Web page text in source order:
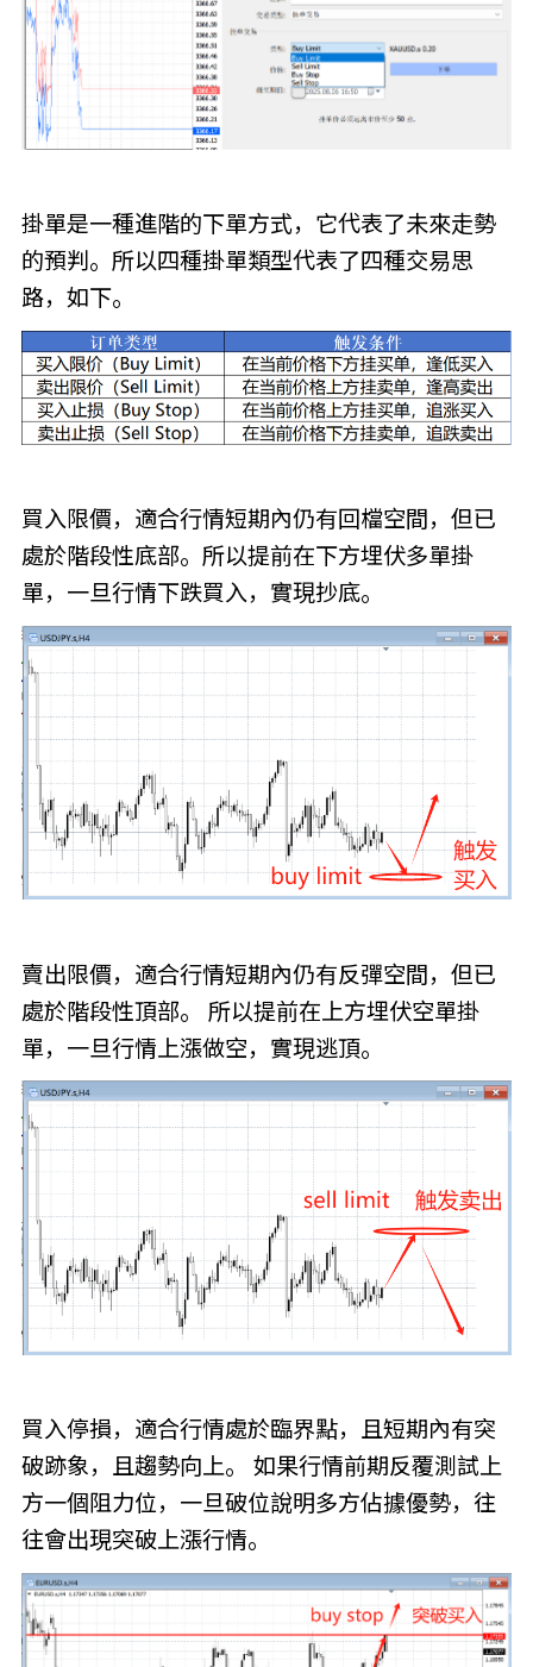
掛單是一種進階的下單方式，它代表了未來走勢
的預判。所以四種掛單類型代表了四種交易思
路，如下。
買入限價，適合行情短期內仍有回檔空間，但已
處於階段性底部。所以提前在下方埋伏多單掛
單，一旦行情下跌買入，實現抄底。
賣出限價，適合行情短期內仍有反彈空間，但已
處於階段性頂部。 所以提前在上方埋伏空單掛
單，一旦行情上漲做空，實現逃頂。
買入停損，適合行情處於臨界點，且短期內有突
破跡象，且趨勢向上。 如果行情前期反覆測試上
方一個阻力位，一旦破位說明多方佔據優勢，往
往會出現突破上漲行情。